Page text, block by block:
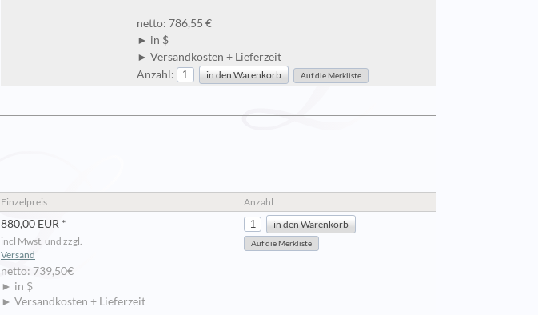
netto: 786,55 €
► in $
► Versandkosten + Lieferzeit
Anzahl:
Einzelpreis Anzahl
880,00 EUR *
incl Mwst. und zzgl.
Versand
netto: 739,50€
► in $
► Versandkosten + Lieferzeit